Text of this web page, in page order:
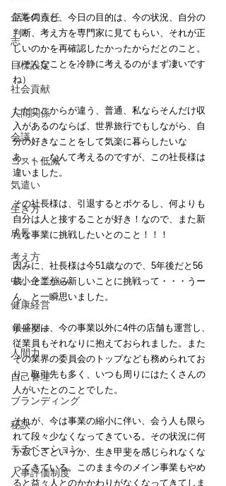
企業の責任
志
目標設定
社会貢献
人間関係
会議
コスト低減
気遣い
生き方
成長
考え方
中小企業強み
健康経営
リーダー
人間力
自己管理
ブランディング
秘訣
モチベーション
人事評価制度
話を伺うと、今日の目的は、今の状況、自分の
判断、考え方を専門家に見てもらい、それが正
しいのかを再確認したかったからだとのこと。
（そんなことを冷静に考えるのがまず凄いです
ね）
ただここからが違う、普通、私ならそんだけ収
入があるのならば、世界旅行でもしながら、自
分の好きなことをして気楽に暮らしたいな
あ。。。なんて考えるのですが、この社長様は
違いました。
その社長様は、引退するとボケるし、何よりも
自分は人と接することが好き！なので、また新
たな事業に挑戦したいとのこと！！！
因みに、社長様は今51歳なので、5年後だと56
歳。そこから新しいことに挑戦って・・・うー
ん、と一瞬思いました。
最盛期は、今の事業以外に4件の店舗も運営し、
従業員もそれなりに抱えておられました。また
その業界の委員会のトップなども務められてお
り、取引先も多く、いつも周りにはたくさんの
人がいたとのことでした。
それが、今は事業の縮小に伴い、会う人も限ら
れて段々少なくなってきている。その状況に何
か寂しさというか、生き甲斐を感じられなくな
ってきている。このまま今のメイン事業もやめ
ると益々人とのかかわりがなくなってきてしま